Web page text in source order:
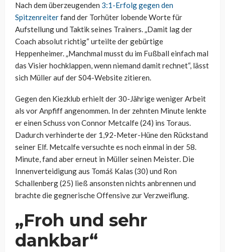
Nach dem überzeugenden 3:1-Erfolg gegen den
Spitzenreiterfand der Torhüter lobende Worte für
Aufstellung und Taktik seines Trainers. „Damit lag der
Coach absolut richtig“ urteilte der gebürtige
Heppenheimer. „Manchmal musst du im Fußball einfach mal
das Visier hochklappen, wenn niemand damit rechnet“, lässt
sich Müller auf der S04-Website zitieren.
Gegen den Kiezklub erhielt der 30-Jährige weniger Arbeit
als vor Anpfiff angenommen. In der zehnten Minute lenkte
er einen Schuss von Connor Metcalfe (24) ins Toraus.
Dadurch verhinderte der 1,92-Meter-Hüne den Rückstand
seiner Elf. Metcalfe versuchte es noch einmal in der 58.
Minute, fand aber erneut in Müller seinen Meister. Die
Innenverteidigung aus Tomáš Kalas (30) und Ron
Schallenberg (25) ließ ansonsten nichts anbrennen und
brachte die gegnerische Offensive zur Verzweiflung.
„Froh und sehr
dankbar“